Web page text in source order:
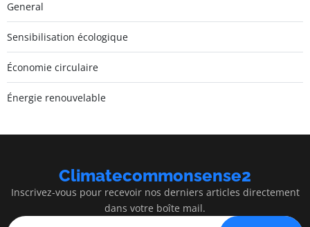
General
Sensibilisation écologique
Économie circulaire
Énergie renouvelable
Climatecommonsense2
Inscrivez-vous pour recevoir nos derniers articles directement
dans votre boîte mail.